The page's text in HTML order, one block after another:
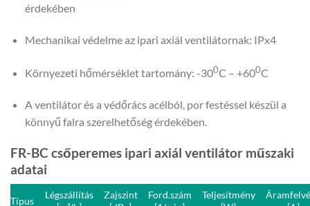
érdekében
Mechanikai védelme az ipari axiál ventilátornak: IPx4
Környezeti hőmérséklet tartomány: -300C – +600C
A ventilátor és a védőrács acélból , por festéssel készül a
könnyű falra szerelhetőség érdekében.
FR-BC csőperemes ipari axiál ventilátor műszaki
adatai
Típus
Légszállítás
Zajszint
Ford.szám
Teljesítmény